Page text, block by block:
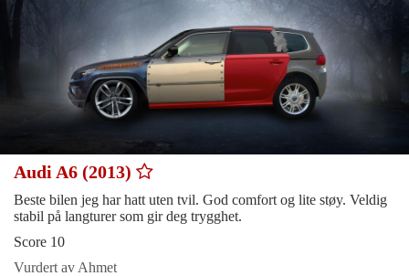
Audi A6 (2013)
Beste bilen jeg har hatt uten tvil. God comfort og lite støy. Veldig
stabil på langturer som gir deg trygghet.
Score 10
Vurdert av Ahmet